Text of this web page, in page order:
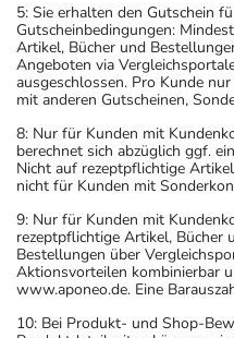
5: Sie erhalten den Gutschein
Gutscheinbedingungen:
Artikel, Bücher und
Angeboten via
ausgeschlossen. Pro Kunde
mit anderen Gutscheinen,
8: Nur für Kunden mit
berechnet sich abzüglich ggf.
Nicht auf rezeptpflichtige
nicht für Kunden mit
9: Nur für Kunden mit
rezeptpflichtige Artikel, Bücher
Bestellungen über
Aktionsvorteilen kombinierbar
www.aponeo.de. Eine
10: Bei Produkt- und Shop-